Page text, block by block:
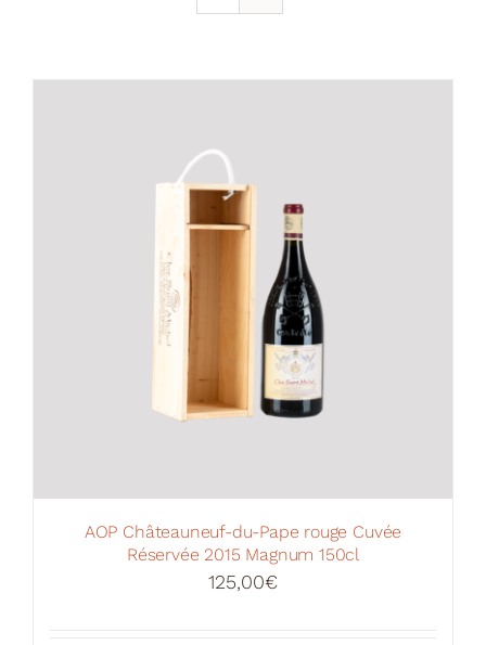
AOP Châteauneuf-du-Pape rouge Cuvée
Réservée 2015 Magnum 150cl
125,00€